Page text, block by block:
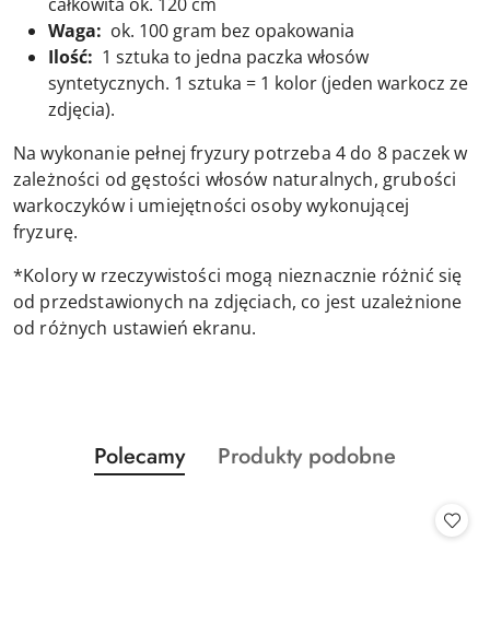
Waga: ok. 100 gram bez opakowania
Ilość: 1 sztuka to jedna paczka włosów
syntetycznych. 1 sztuka = 1 kolor (jeden warkocz ze
zdjęcia).
Na wykonanie pełnej fryzury potrzeba 4 do 8 paczek w
zależności od gęstości włosów naturalnych, grubości
warkoczyków i umiejętności osoby wykonującej
fryzurę.
*Kolory w rzeczywistości mogą nieznacznie różnić się
od przedstawionych na zdjęciach, co jest uzależnione
od różnych ustawień ekranu.
Pomiń karuzelę produktów
Produkty
o
Polecamy
Produkty
Produkty podobne